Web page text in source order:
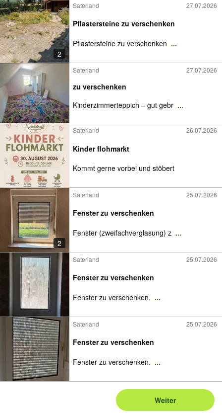
2
Saterland 27.07.2026
Pflastersteine zu verschenken
Pflastersteine zu verschenken ...
Saterland 27.07.2026
zu verschenken
Kinderzimmerteppich – gut gebr ...
Saterland 26.07.2026
Kinder flohmarkt
Kommt gerne vorbei und stöbert
2
Saterland 25.07.2026
Fenster zu verschenken
Fenster (zweifachverglasung) z ...
Saterland 25.07.2026
Fenster zu verschenken
Fenster zu verschenken. ...
Saterland 25.07.2026
Fenster zu verschenken
Fenster zu verschenken. ...
Weiter